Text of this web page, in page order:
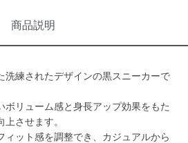
商品説明
洗練されたデザインの黒スニーカーで
ボリューム感と身長アップ効果をもた
させます。
ィット感を調整でき、カジュアルから